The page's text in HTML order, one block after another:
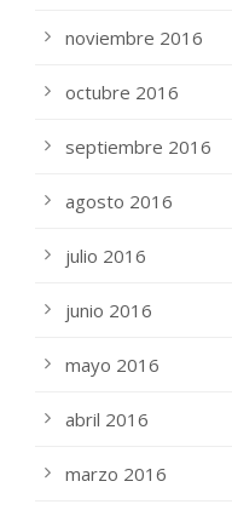
noviembre 2016
octubre 2016
septiembre 2016
agosto 2016
julio 2016
junio 2016
mayo 2016
abril 2016
marzo 2016